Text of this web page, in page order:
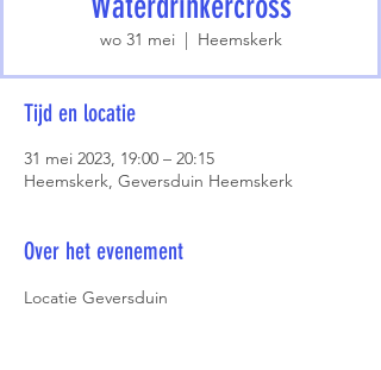
wo 31 mei
  |
Heemskerk
Tijd en locatie
31 mei 2023, 19:00 – 20:15
Heemskerk, Geversduin Heemskerk
Over het evenement
Locatie Geversduin